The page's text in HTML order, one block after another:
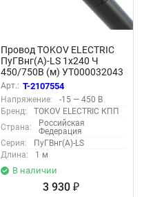
Провод TOKOV ELECTRIC
ПуГВнг(А)-LS 1х240 Ч
450/750В (м) УТ000032043
Арт.: T-2107554
Напряжение:
-15 — 450 В
Бренд:
TOKOV ELECTRIC КПП
Страна:
Российская
Федерация
Серия:
ПуГВнг(А)-LS
Длина:
1 м
В наличии
3 930 ₽